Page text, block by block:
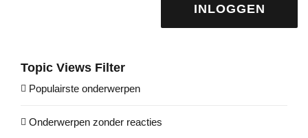
INLOGGEN
Topic Views Filter
Populairste onderwerpen
Onderwerpen zonder reacties